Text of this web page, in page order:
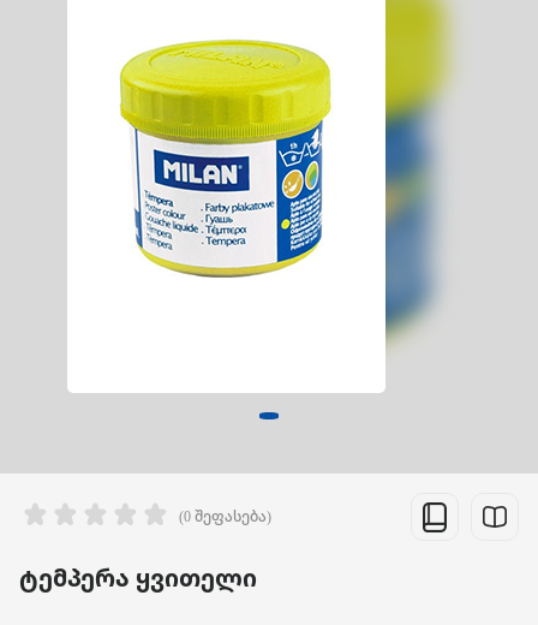
(0 შეფასება)
ტემპერა ყვითელი